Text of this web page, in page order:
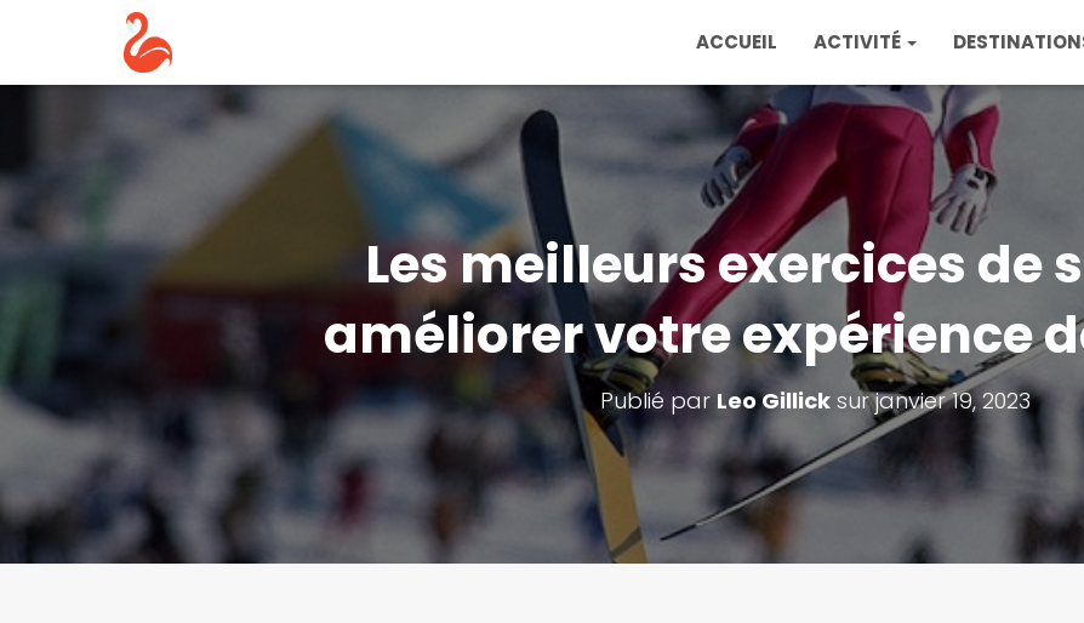
ACCUEIL ACTIVITÉ
Les meilleurs exercices de
améliorer votre expérience
Publié par Leo Gillicksurjanvier 19, 2023